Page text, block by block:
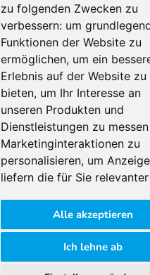
zu folgenden Zwecken zu
verbessern: um
Funktionen der Website zu
ermöglichen, um ein
Erlebnis auf der Website zu
bieten, um Ihr Interesse an
unseren Produkten und
Dienstleistungen zu
Marketinginteraktionen zu
personalisieren, um
liefern die für Sie
Alle akzeptieren
Ich lehne ab
Für Makler:innen
Über Uns
Vorteile
Kontakt
Software Partner
Teilnahme
FAQ
Für Makler:innen
Impressum
AGB
Datenschutzklärung
Cookie Richtlinie